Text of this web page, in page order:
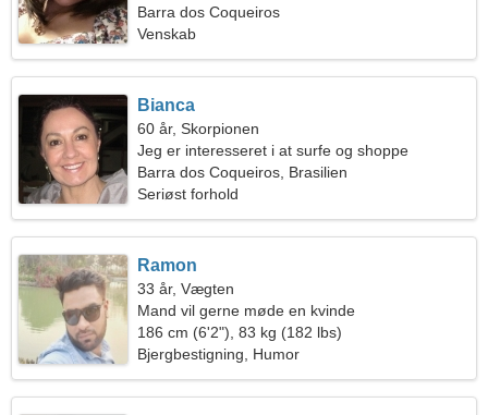
Barra dos Coqueiros
Venskab
Bianca
60 år, Skorpionen
Jeg er interesseret i at surfe og shoppe
Barra dos Coqueiros, Brasilien
Seriøst forhold
Ramon
33 år, Vægten
Mand vil gerne møde en kvinde
186 cm (6'2"), 83 kg (182 lbs)
Bjergbestigning, Humor